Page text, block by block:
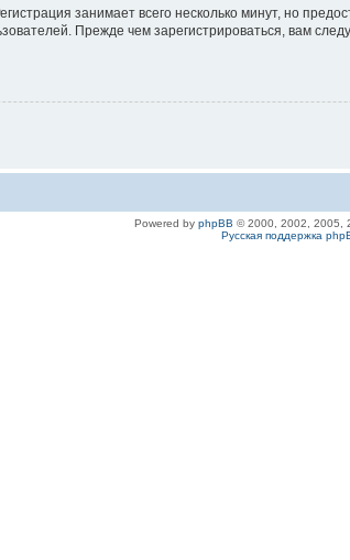
занимает всего несколько минут, но
Прежде чем зарегистрироваться, вам
Powered by phpBB © 2000, 2002, 2005,
Русская поддержка